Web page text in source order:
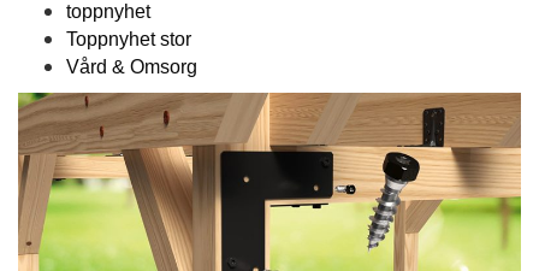
toppnyhet
Toppnyhet stor
Vård & Omsorg